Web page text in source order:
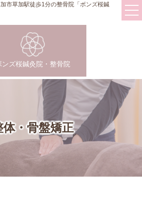
市草加駅徒歩1分の整骨院「ボンズ桜鍼
ンズ桜鍼灸院・整骨院
体・骨盤矯正